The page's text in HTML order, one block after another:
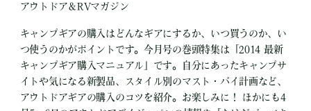
アウトドア＆RVマガジン
キャンプギアの購入はどんなギアにするか、いつ買うのか、い
つ使うのかがポイントです。今月号の巻頭特集は「2014 最新
キャンプギア購入マニュアル」です。自分にあったキャンプサ
イトや気になる新製品、スタイル別のマスト・バイ計画など、
アウトドアギアの購入のコツを紹介。お楽しみに！ ほかにも4